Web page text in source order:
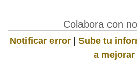
Colabora con
Notificar error | Sube tu
a mejorar